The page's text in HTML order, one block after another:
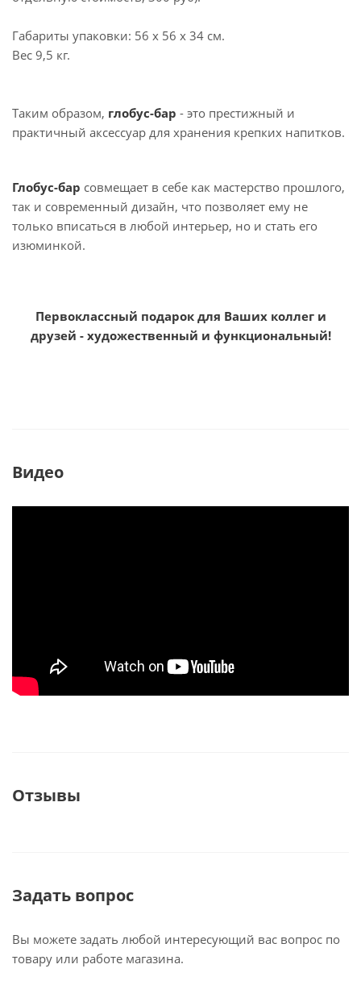
Габариты упаковки: 56 х 56 х 34 см.
Вес 9,5 кг.
Таким образом, глобус-бар - это престижный и
практичный аксессуар для хранения крепких напитков.
Глобус-бар совмещает в себе как мастерство прошлого,
так и современный дизайн, что позволяет ему не
только вписаться в любой интерьер, но и стать его
изюминкой.
Первоклассный подарок для Ваших коллег и
друзей - художественный и функциональный!
Видео
Отзывы
Задать вопрос
Вы можете задать любой интересующий вас вопрос по
товару или работе магазина.